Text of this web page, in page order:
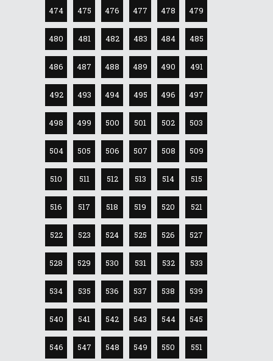
474 475 476 477 478 479
480 481 482 483 484 485
486 487 488 489 490 491
492 493 494 495 496 497
498 499 500 501 502 503
504 505 506 507 508 509
510 511 512 513 514 515
516 517 518 519 520 521
522 523 524 525 526 527
528 529 530 531 532 533
534 535 536 537 538 539
540 541 542 543 544 545
546 547 548 549 550 551